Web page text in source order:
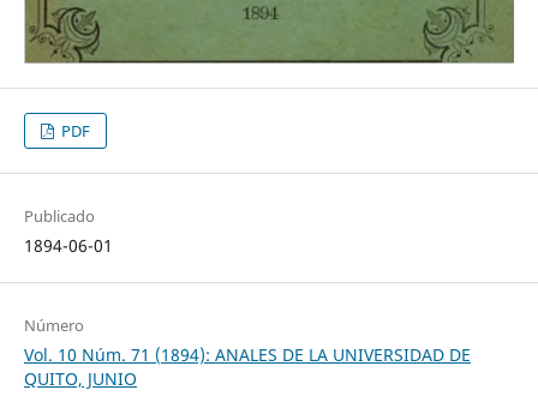
PDF
Publicado
1894-06-01
Número
Vol. 10 Núm. 71 (1894): ANALES DE LA UNIVERSIDAD DE
QUITO, JUNIO